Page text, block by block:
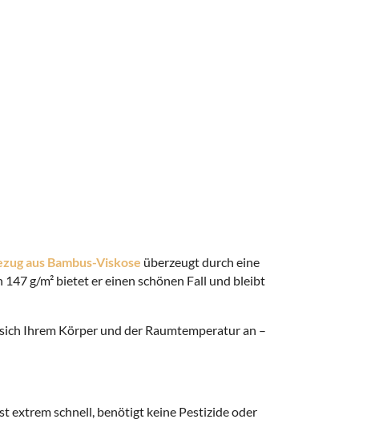
aus Bambus-Viskose überzeugt durch eine
g/m² bietet er einen schönen Fall und bleibt
Ihrem Körper und der Raumtemperatur an –
extrem schnell, benötigt keine Pestizide oder